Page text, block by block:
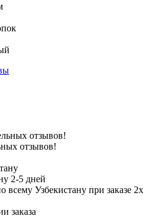
отзывов!
2-5 дней
всему Узбекистану при заказе 2х